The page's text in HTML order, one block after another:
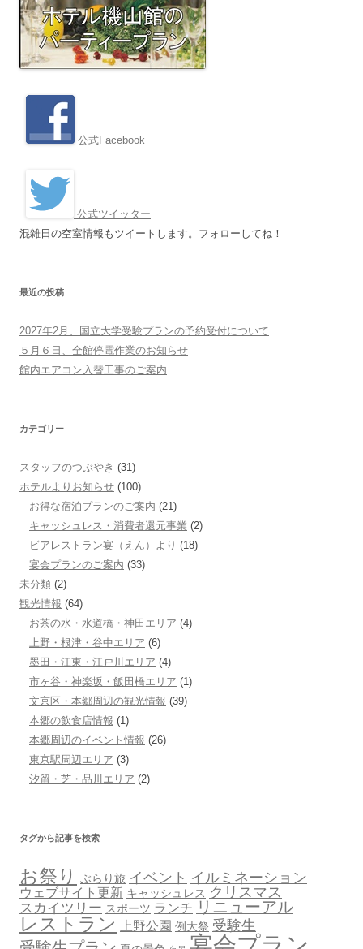
公式Facebook
公式ツイッター
混雑日の空室情報もツイートします。フォローしてね！
最近の投稿
2027年2月、国立大学受験プランの予約受付について
５月６日、全館停電作業のお知らせ
館内エアコン入替工事のご案内
カテゴリー
スタッフのつぶやき (31)
ホテルよりお知らせ (100)
お得な宿泊プランのご案内 (21)
キャッシュレス・消費者還元事業 (2)
ビアレストラン宴（えん）より (18)
宴会プランのご案内 (33)
未分類 (2)
観光情報 (64)
お茶の水・水道橋・神田エリア (4)
上野・根津・谷中エリア (6)
墨田・江東・江戸川エリア (4)
市ヶ谷・神楽坂・飯田橋エリア (1)
文京区・本郷周辺の観光情報 (39)
本郷の飲食店情報 (1)
本郷周辺のイベント情報 (26)
東京駅周辺エリア (3)
汐留・芝・品川エリア (2)
タグから記事を検索
お祭り ぶらり旅 イベント イルミネーション
ウェブサイト更新 キャッシュレス クリスマス
スカイツリー スポーツ ランチ リニューアル
レストラン 上野公園 例大祭 受験生